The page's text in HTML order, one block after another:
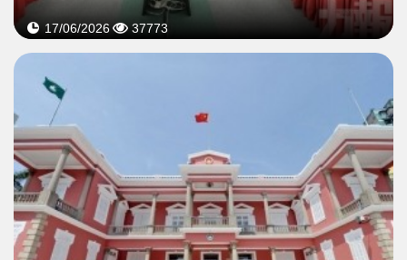
17/06/2026 37773